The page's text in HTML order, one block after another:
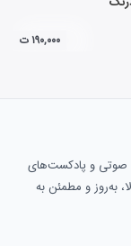
۱۹۰,۰۰۰ ت
صوتی و پادکست‌های
به‌روز و مطمئن به